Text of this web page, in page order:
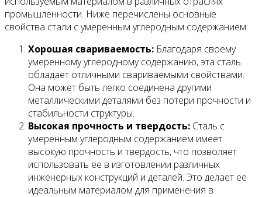
промышленности. Ниже перечислены основные
свойства стали с умеренным углеродным содержанием:
Хорошая свариваемость: Благодаря своему
умеренному углеродному содержанию, эта сталь
обладает отличными свариваемыми свойствами.
Она может быть легко соединена другими
металлическими деталями без потери прочности и
стабильности структуры.
Высокая прочность и твердость: Сталь с
умеренным углеродным содержанием имеет
высокую прочность и твердость, что позволяет
использовать ее в изготовлении различных
инженерных конструкций и деталей. Это делает ее
идеальным материалом для применения в